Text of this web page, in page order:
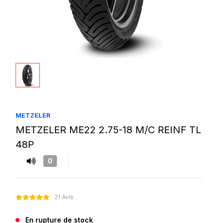
METZELER
METZELER ME22 2.75-18 M/C REINF TL
48P
0
21 Avis
En rupture de stock